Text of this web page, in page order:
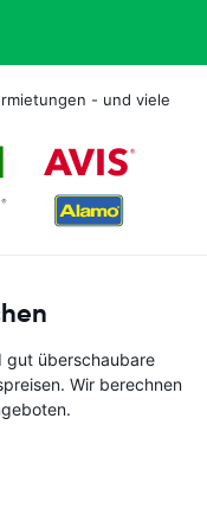
- und viele
gut überschaubare
Wir berechnen